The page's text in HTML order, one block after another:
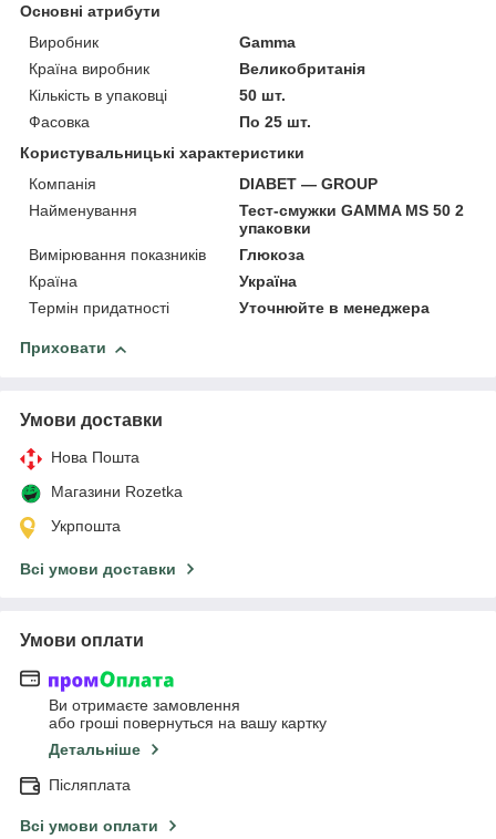
Основні атрибути
Виробник
Gamma
Країна виробник
Великобританія
Кількість в упаковці
50 шт.
Фасовка
По 25 шт.
Користувальницькі характеристики
Компанія
DIABET — GROUP
Найменування
Тест-смужки GAMMA MS 50 2
упаковки
Вимірювання показників
Глюкоза
Країна
Україна
Термін придатності
Уточнюйте в менеджера
Приховати
Умови доставки
Нова Пошта
Магазини Rozetka
Укрпошта
Всі умови доставки
Умови оплати
Ви отримаєте замовлення
або гроші повернуться на вашу картку
Детальніше
Післяплата
Всі умови оплати